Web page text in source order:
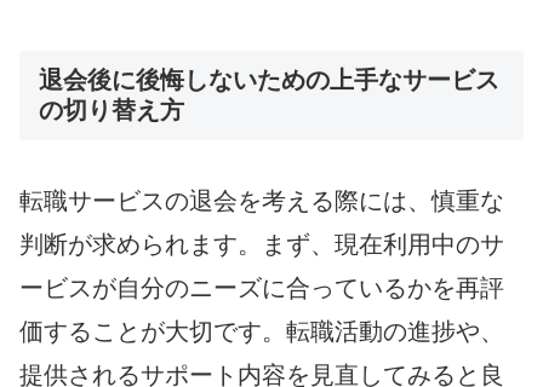
退会後に後悔しないための上手なサービス
の切り替え方
転職サービスの退会を考える際には、慎重な
判断が求められます。まず、現在利用中のサ
ービスが自分のニーズに合っているかを再評
価することが大切です。転職活動の進捗や、
提供されるサポート内容を見直してみると良